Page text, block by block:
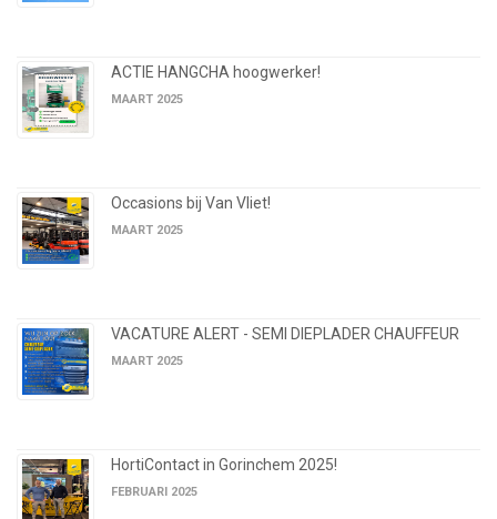
ACTIE HANGCHA hoogwerker!
MAART 2025
Occasions bij Van Vliet!
MAART 2025
VACATURE ALERT - SEMI DIEPLADER CHAUFFEUR
MAART 2025
HortiContact in Gorinchem 2025!
FEBRUARI 2025